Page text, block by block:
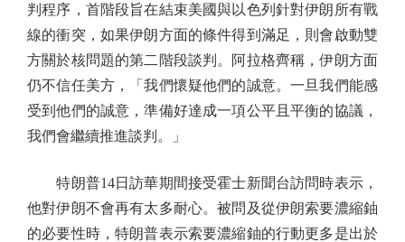
判程序，首階段旨在結束美國與以色列針對伊朗所有戰
線的衝突，如果伊朗方面的條件得到滿足，則會啟動雙
方關於核問題的第二階段談判。阿拉格齊稱，伊朗方面
仍不信任美方，「我們懷疑他們的誠意。一旦我們能感
受到他們的誠意，準備好達成一項公平且平衡的協議，
我們會繼續推進談判。」
特朗普14日訪華期間接受霍士新聞台訪問時表示，
他對伊朗不會再有太多耐心。被問及從伊朗索要濃縮鈾
的必要性時，特朗普表示索要濃縮鈾的行動更多是出於